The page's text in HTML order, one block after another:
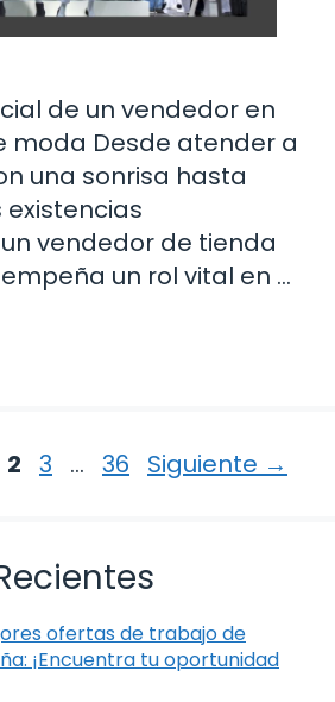
de un vendedor en
moda Desde atender a
una sonrisa hasta
vendedor de tienda
un rol vital en …
Página
2 Página
3 … Página
36 Siguiente →
ofertas de trabajo de
¡Encuentra tu oportunidad